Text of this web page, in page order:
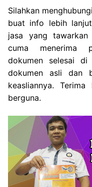
Silahkan
buat info lebih
jasa yang
cuma menerima
dokumen selesai di
dokumen asli dan
keasliannya.
berguna.